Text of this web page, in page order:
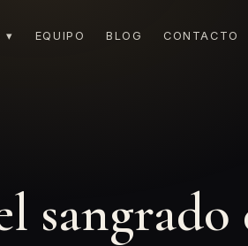
▾ EQUIPO BLOG CONTACTO
sangrado